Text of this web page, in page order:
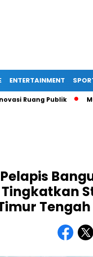
ENTERTAINMENT
Publik Musim
Tengah